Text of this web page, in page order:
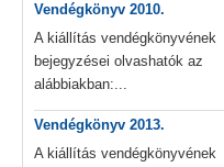
Vendégkönyv 2010.
A kiállítás vendégkönyvének
bejegyzései olvashatók az
alábbiakban:...
Vendégkönyv 2013.
A kiállítás vendégkönyvének